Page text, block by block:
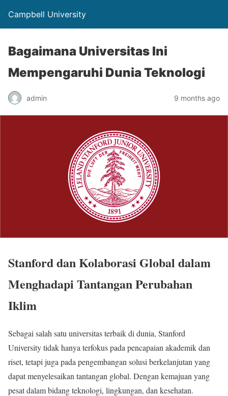
Campbell University
Bagaimana Universitas Ini
Mempengaruhi Dunia Teknologi
admin 9 months ago
Stanford dan Kolaborasi Global dalam
Menghadapi Tantangan Perubahan
Iklim
Sebagai salah satu universitas terbaik di dunia, Stanford
University tidak hanya terfokus pada pencapaian akademik dan
riset, tetapi juga pada pengembangan solusi berkelanjutan yang
dapat menyelesaikan tantangan global. Dengan kemajuan yang
pesat dalam bidang teknologi, lingkungan, dan kesehatan.